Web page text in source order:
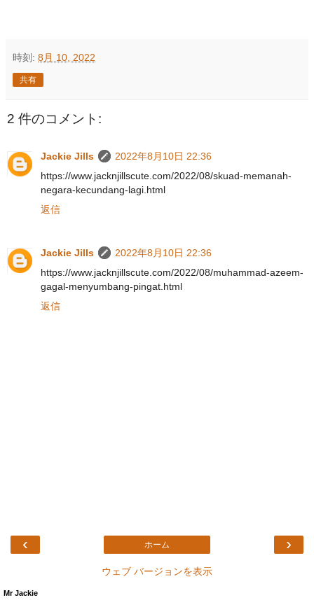
時刻: 8月 10, 2022
共有
2 件のコメント:
Jackie Jills
2022年8月10日 22:36
https://www.jacknjillscute.com/2022/08/skuad-memanah-
negara-kecundang-lagi.html
返信
Jackie Jills
2022年8月10日 22:36
https://www.jacknjillscute.com/2022/08/muhammad-azeem-
gagal-menyumbang-pingat.html
返信
‹ ›
ホーム
ウェブ バージョンを表示
Mr Jackie